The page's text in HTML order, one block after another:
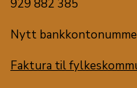
929 882 385
Nytt
Faktura til